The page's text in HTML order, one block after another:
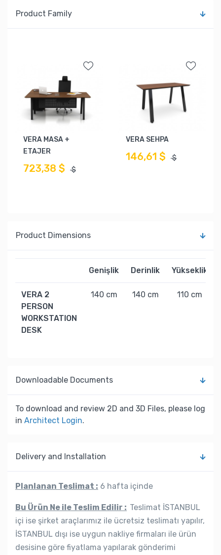
Product Family
VERA MASA +
ETAJER
723,38 $ $
VERA SEHPA
146,61 $ $
Product Dimensions
Genişlik Derinlik Yükseklik
VERA 2
PERSON
WORKSTATION
DESK
140 cm 140 cm 110 cm
Downloadable Documents
To download and review 2D and 3D Files, please log
in Architect Login.
Delivery and Installation
Planlanan Teslimat : 6 hafta içinde
Bu Ürün Ne ile Teslim Edilir : Teslimat İSTANBUL
içi ise şirket araçlarımız ile ücretsiz teslimatı yapılır,
İSTANBUL dışı ise uygun nakliye firmaları ile ürün
desisine göre fiyatlama yapılarak gönderimi